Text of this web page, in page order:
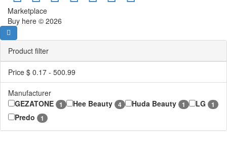
Marketplace
Buy here © 2026
Product filter
Price $ 0.17 - 500.99
Manufacturer
GEZATONE
1 Hee Beauty 4 Huda Beauty 1 LG 1
Predo 1